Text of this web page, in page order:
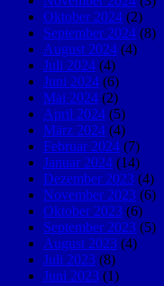
Oktober 2024 (2)
September 2024 (8)
August 2024 (4)
Juli 2024 (4)
Juni 2024 (6)
Mai 2024 (2)
April 2024 (5)
März 2024 (4)
Februar 2024 (7)
Januar 2024 (14)
Dezember 2023 (4)
November 2023 (6)
Oktober 2023 (6)
September 2023 (5)
August 2023 (4)
Juli 2023 (8)
Juni 2023 (1)